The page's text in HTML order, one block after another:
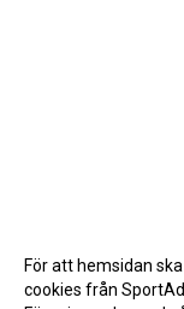
För att hemsidan
cookies från